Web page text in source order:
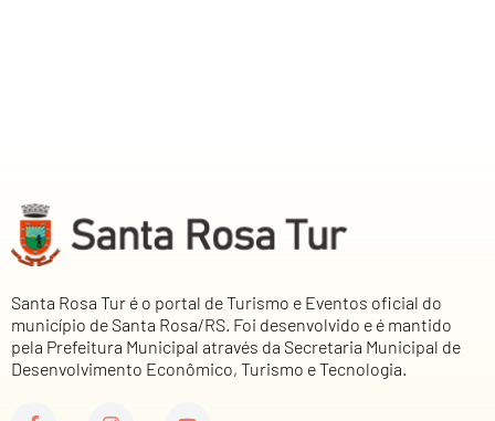
Santa Rosa Tur é o portal de Turismo e Eventos oficial do
município de Santa Rosa/RS. Foi desenvolvido e é mantido
pela Prefeitura Municipal através da Secretaria Municipal de
Desenvolvimento Econômico, Turismo e Tecnologia.